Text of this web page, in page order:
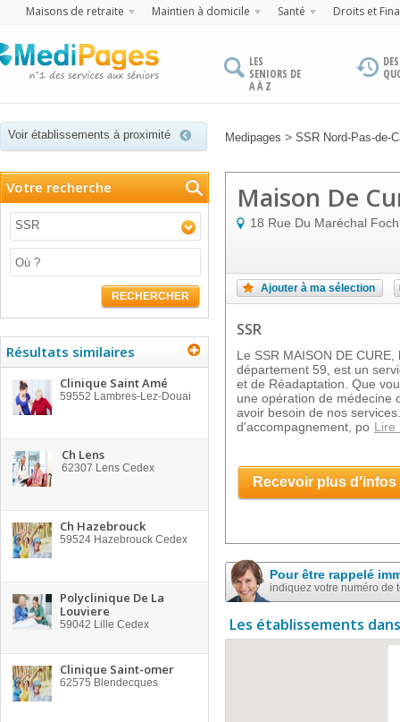
Maisons de retraite Maintien à domicile Santé Droits et
LES
SENIORS DE
A À Z
Voir établissements à proximité Medipages > SSR Nord-Pas-de-
Votre recherche
SSR
RECHERCHER
Résultats similaires
Clinique Saint Amé
59552 Lambres-Lez-Douai
Ch Lens
62307 Lens Cedex
Ch Hazebrouck
59524 Hazebrouck Cedex
Polyclinique De La
Louviere
59042 Lille Cedex
Clinique Saint-omer
62575 Blendecques
Maison De
18 Rue Du Maréchal Foch
Ajouter à ma sélection
SSR
Le SSR MAISON DE
département 59, est un
et de Réadaptation. Que
une opération de médecine
avoir besoin de nos
d'accompagnement, po Lire
Recevoir plus d'infos
Pour être rappelé
indiquez votre numéro de
Les établissements